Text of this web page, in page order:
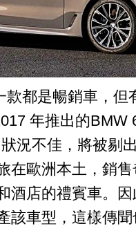
款都是暢銷車，但
年推出的BMW
況不佳，將被剔
在歐洲本土，銷
酒店的禮賓車。
該車型，這樣傳